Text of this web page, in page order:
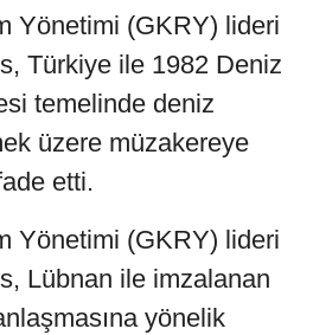
Yönetimi (GKRY) lideri
Türkiye ile 1982 Deniz
temelinde deniz
üzere müzakereye
etti.
Yönetimi (GKRY) lideri
Lübnan ile imzalanan
yönelik